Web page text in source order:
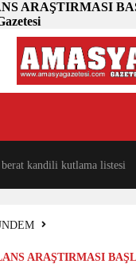
ARAŞTIRMASI
berat kandili kutlama listesi
ARAŞTIRMASI